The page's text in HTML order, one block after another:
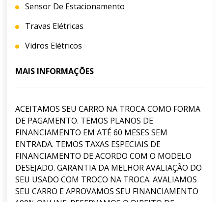
Sensor De Estacionamento
Travas Elétricas
Vidros Elétricos
MAIS INFORMAÇÕES
ACEITAMOS SEU CARRO NA TROCA COMO FORMA
DE PAGAMENTO. TEMOS PLANOS DE
FINANCIAMENTO EM ATÉ 60 MESES SEM
ENTRADA. TEMOS TAXAS ESPECIAIS DE
FINANCIAMENTO DE ACORDO COM O MODELO
DESEJADO. GARANTIA DA MELHOR AVALIAÇÃO DO
SEU USADO COM TROCO NA TROCA. AVALIAMOS
SEU CARRO E APROVAMOS SEU FINANCIAMENTO